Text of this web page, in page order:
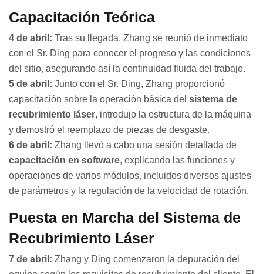
Capacitación Teórica
4 de abril: Tras su llegada, Zhang se reunió de inmediato
con el Sr. Ding para conocer el progreso y las condiciones
del sitio, asegurando así la continuidad fluida del trabajo.
5 de abril: Junto con el Sr. Ding, Zhang proporcionó
capacitación sobre la operación básica del sistema de
recubrimiento láser, introdujo la estructura de la máquina
y demostró el reemplazo de piezas de desgaste.
6 de abril: Zhang llevó a cabo una sesión detallada de
capacitación en software, explicando las funciones y
operaciones de varios módulos, incluidos diversos ajustes
de parámetros y la regulación de la velocidad de rotación.
Puesta en Marcha del Sistema de
Recubrimiento Láser
7 de abril: Zhang y Ding comenzaron la depuración del